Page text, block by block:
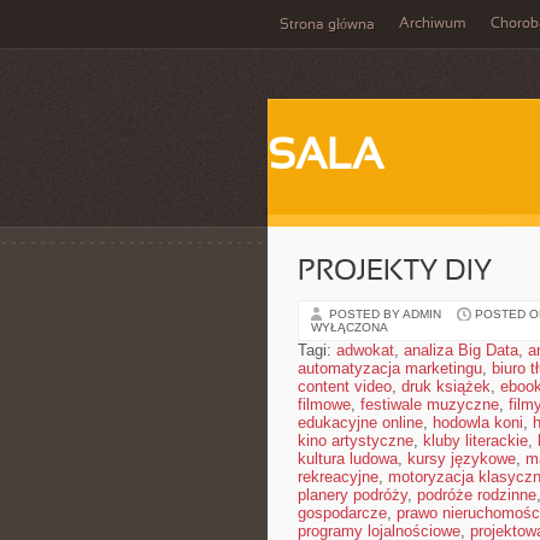
Strona główna Archiwum
SALA
PROJEKTY DIY
POSTED BY ADMIN POSTED
WYŁĄCZONA
Tagi: adwokat, analiza Big Data,
automatyzacja marketingu, biuro
content video, druk książek,
filmowe, festiwale muzyczne,
edukacyjne online, hodowla koni,
kino artystyczne, kluby literackie,
kultura ludowa, kursy językowe,
rekreacyjne, motoryzacja
planery podróży, podróże rodzinne,
gospodarcze, prawo
programy lojalnościowe,